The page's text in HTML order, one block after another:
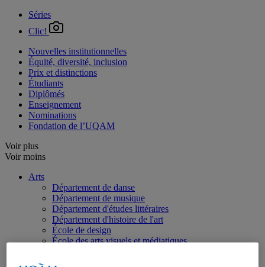
Séries
Clic!
Nouvelles institutionnelles
Équité, diversité, inclusion
Prix et distinctions
Étudiants
Diplômés
Enseignement
Nominations
Fondation de l’UQAM
Voir plus
Voir moins
Arts
Département de danse
Département de musique
Département d'études littéraires
Département d'histoire de l'art
École de design
École des arts visuels et médiatiques